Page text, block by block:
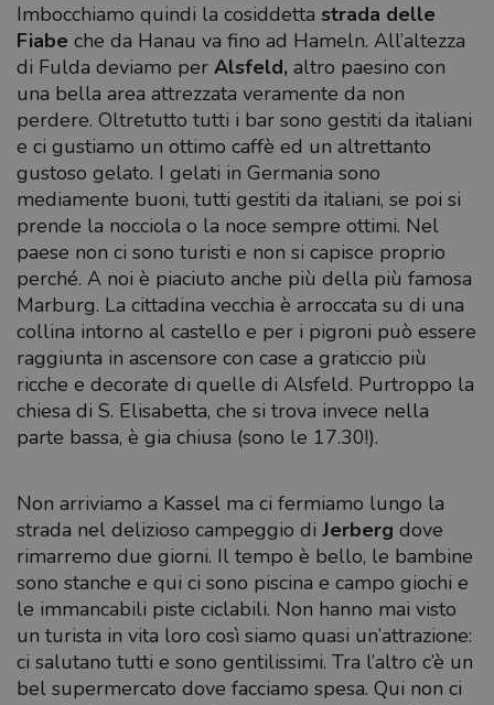
Imbocchiamo quindi la cosiddetta strada delle
Fiabe che da Hanau va fino ad Hameln. All’altezza
di Fulda deviamo per Alsfeld, altro paesino con
una bella area attrezzata veramente da non
perdere. Oltretutto tutti i bar sono gestiti da italiani
e ci gustiamo un ottimo caffè ed un altrettanto
gustoso gelato. I gelati in Germania sono
mediamente buoni, tutti gestiti da italiani, se poi si
prende la nocciola o la noce sempre ottimi. Nel
paese non ci sono turisti e non si capisce proprio
perché. A noi è piaciuto anche più della più famosa
Marburg. La cittadina vecchia è arroccata su di una
collina intorno al castello e per i pigroni può essere
raggiunta in ascensore con case a graticcio più
ricche e decorate di quelle di Alsfeld. Purtroppo la
chiesa di S. Elisabetta, che si trova invece nella
parte bassa, è gia chiusa (sono le 17.30!).
Non arriviamo a Kassel ma ci fermiamo lungo la
strada nel delizioso campeggio di Jerberg dove
rimarremo due giorni. Il tempo è bello, le bambine
sono stanche e qui ci sono piscina e campo giochi e
le immancabili piste ciclabili. Non hanno mai visto
un turista in vita loro così siamo quasi un’attrazione:
ci salutano tutti e sono gentilissimi. Tra l’altro c’è un
bel supermercato dove facciamo spesa. Qui non ci